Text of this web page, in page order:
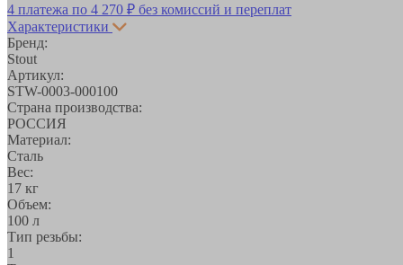
4 платежа по 4 270 ₽ без комиссий и переплат
Характеристики
Бренд:
Stout
Артикул:
STW-0003-000100
Страна производства:
РОССИЯ
Материал:
Сталь
Вес:
17 кг
Объем:
100 л
Тип резьбы:
1